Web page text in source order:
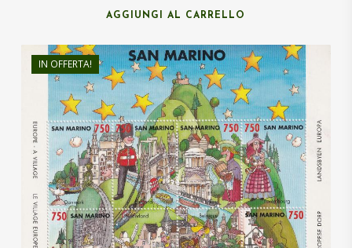
AGGIUNGI AL CARRELLO
IN OFFERTA!
€7,00
€4,20